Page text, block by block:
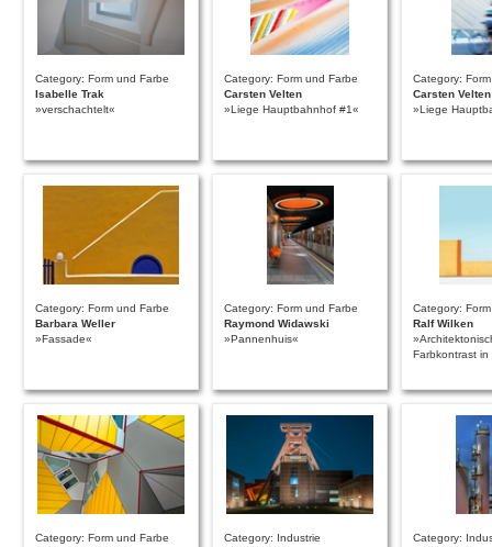
Category: Form und Farbe
Isabelle Trak
»verschachtelt«
Category: Form und Farbe
Carsten Velten
»Liege Hauptbahnhof #1«
Category:
Carsten Velten
»Liege
Category: Form und Farbe
Barbara Weller
»Fassade«
Category: Form und Farbe
Raymond Widawski
»Pannenhuis«
Category:
Ralf Wilken
Farbkontrast in
Category: Form und Farbe
Category: Industrie
Category: